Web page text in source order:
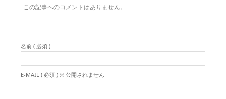
この記事へのコメントはありません。
名前 ( 必須 )
E-MAIL ( 必須 ) ※ 公開されません